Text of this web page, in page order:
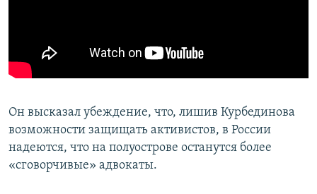
Он высказал убеждение, что, лишив Курбединова
возможности защищать активистов, в России
надеются, что на полуострове останутся более
«сговорчивые» адвокаты.